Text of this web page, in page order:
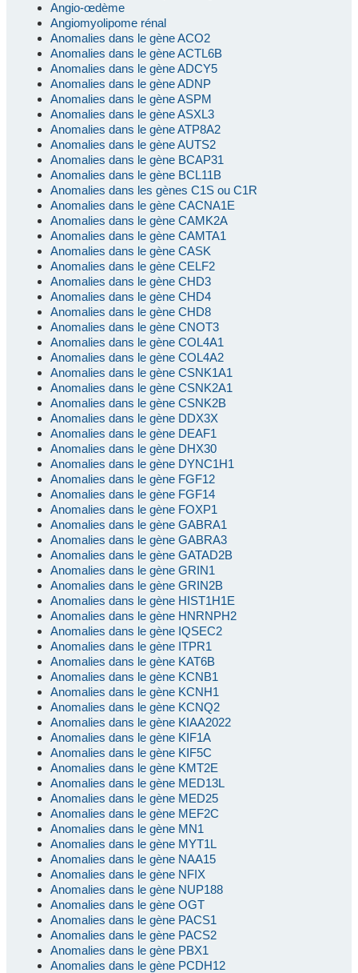
Angio-œdème
Angiomyolipome rénal
Anomalies dans le gène ACO2
Anomalies dans le gène ACTL6B
Anomalies dans le gène ADCY5
Anomalies dans le gène ADNP
Anomalies dans le gène ASPM
Anomalies dans le gène ASXL3
Anomalies dans le gène ATP8A2
Anomalies dans le gène AUTS2
Anomalies dans le gène BCAP31
Anomalies dans le gène BCL11B
Anomalies dans les gènes C1S ou C1R
Anomalies dans le gène CACNA1E
Anomalies dans le gène CAMK2A
Anomalies dans le gène CAMTA1
Anomalies dans le gène CASK
Anomalies dans le gène CELF2
Anomalies dans le gène CHD3
Anomalies dans le gène CHD4
Anomalies dans le gène CHD8
Anomalies dans le gène CNOT3
Anomalies dans le gène COL4A1
Anomalies dans le gène COL4A2
Anomalies dans le gène CSNK1A1
Anomalies dans le gène CSNK2A1
Anomalies dans le gène CSNK2B
Anomalies dans le gène DDX3X
Anomalies dans le gène DEAF1
Anomalies dans le gène DHX30
Anomalies dans le gène DYNC1H1
Anomalies dans le gène FGF12
Anomalies dans le gène FGF14
Anomalies dans le gène FOXP1
Anomalies dans le gène GABRA1
Anomalies dans le gène GABRA3
Anomalies dans le gène GATAD2B
Anomalies dans le gène GRIN1
Anomalies dans le gène GRIN2B
Anomalies dans le gène HIST1H1E
Anomalies dans le gène HNRNPH2
Anomalies dans le gène IQSEC2
Anomalies dans le gène ITPR1
Anomalies dans le gène KAT6B
Anomalies dans le gène KCNB1
Anomalies dans le gène KCNH1
Anomalies dans le gène KCNQ2
Anomalies dans le gène KIAA2022
Anomalies dans le gène KIF1A
Anomalies dans le gène KIF5C
Anomalies dans le gène KMT2E
Anomalies dans le gène MED13L
Anomalies dans le gène MED25
Anomalies dans le gène MEF2C
Anomalies dans le gène MN1
Anomalies dans le gène MYT1L
Anomalies dans le gène NAA15
Anomalies dans le gène NFIX
Anomalies dans le gène NUP188
Anomalies dans le gène OGT
Anomalies dans le gène PACS1
Anomalies dans le gène PACS2
Anomalies dans le gène PBX1
Anomalies dans le gène PCDH12